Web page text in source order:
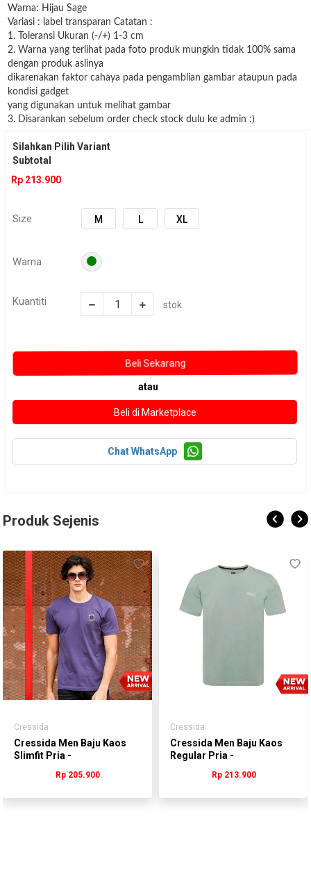
Warna: Hijau Sage
Variasi : label transparan Catatan :
1. Toleransi Ukuran (-/+) 1-3 cm
2. Warna yang terlihat pada foto produk mungkin tidak 100% sama
dengan produk aslinya
dikarenakan faktor cahaya pada pengamblian gambar ataupun pada
kondisi gadget
yang digunakan untuk melihat gambar
3. Disarankan sebelum order check stock dulu ke admin :)
Silahkan Pilih Variant
Subtotal
Rp 213.900
Size M L XL
Warna
Kuantiti stok
atau
Chat WhatsApp
Produk Sejenis
Cressida
Cressida Men Baju Kaos
Slimfit Pria -
Rp 205.900
Cressida
Cressida Men Baju Kaos
Regular Pria -
Rp 213.900